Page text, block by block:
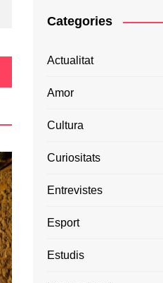
Categories
Actualitat
Amor
Cultura
Curiositats
Entrevistes
Esport
Estudis